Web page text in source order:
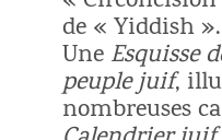
de « Yiddish ».
Une Esquisse
peuple juif,
nombreuses